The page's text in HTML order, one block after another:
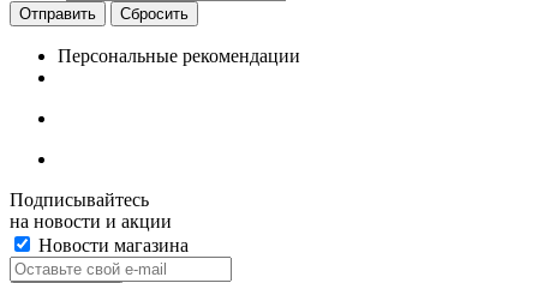
Отправить Сбросить
Персональные рекомендации
Подписывайтесь
на новости и акции
Новости магазина